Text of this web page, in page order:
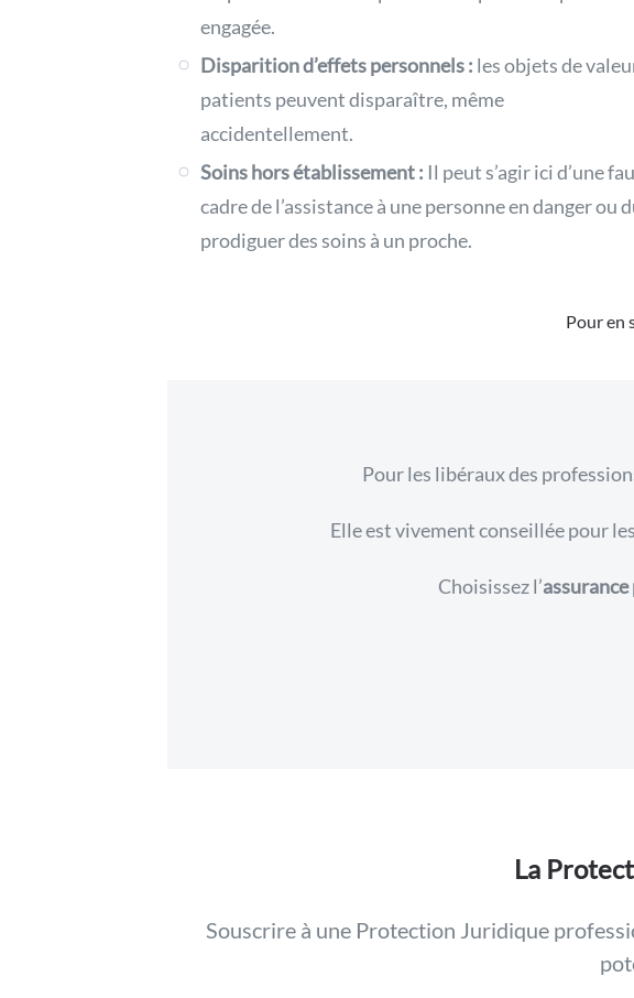
engagée.
Disparition d’effets personnels : les objets de
patients peuvent disparaître, même
accidentellement.
Soins hors établissement : Il peut s’agir ici d’une
cadre de l’assistance à une personne en danger ou
prodiguer des soins à un proche.
Pour en
Pour les libéraux des
Elleest vivement conseillée pour
Choisissez l’
La
Souscrire à une Protection Juridique